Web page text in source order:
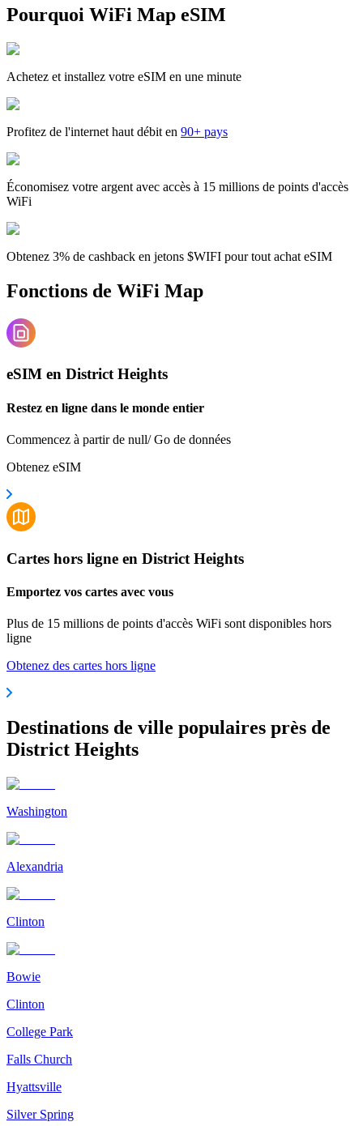
Pourquoi WiFi Map eSIM
Achetez et installez votre eSIM en une minute
Profitez de l'internet haut débit en 90+ pays
Économisez votre argent avec accès à 15 millions de points d'accès
WiFi
Obtenez 3% de cashback en jetons $WIFI pour tout achat eSIM
Fonctions de WiFi Map
eSIM en District Heights
Restez en ligne dans le monde entier
Commencez à partir de null/ Go de données
Obtenez eSIM
Cartes hors ligne en District Heights
Emportez vos cartes avec vous
Plus de 15 millions de points d'accès WiFi sont disponibles hors
ligne
Obtenez des cartes hors ligne
Destinations de ville populaires près de
District Heights
Washington
Alexandria
Clinton
Bowie
Clinton
College Park
Falls Church
Hyattsville
Silver Spring